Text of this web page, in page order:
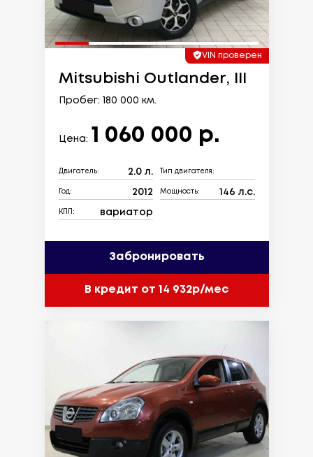
VIN проверен
Mitsubishi Outlander, III
Пробег: 180 000 км.
Цена: 1 060 000 р.
Двигатель: 2.0 л. Тип двигателя:
Год: 2012 Мощность: 146 л.с.
КПП: вариатор
Забронировать
В кредит от 14 932р/мес